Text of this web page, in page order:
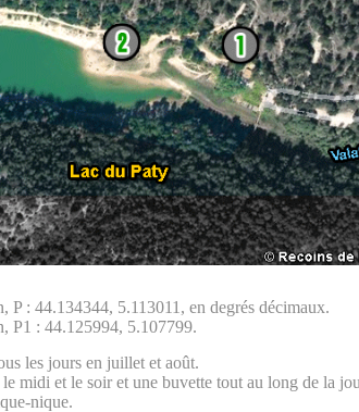
P : 44.134344, 5.113011, en degrés décimaux.
P1 : 44.125994, 5.107799.
les jours en juillet et août.
midi et le soir et une buvette tout au long de la
nique.